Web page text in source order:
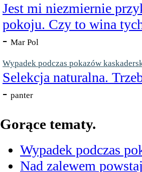
Jest mi niezmiernie
pokoju. Czy to wina
- Mar Pol
Wypadek podczas pokazów
Selekcja naturalna.
- panter
Gorące tematy.
Wypadek podczas
Nad zalewem